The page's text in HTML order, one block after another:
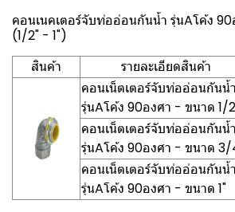
คอนเนคเตอร์จับท่ออ่อนกันน้ำ รุ่นAโค้ง
(1/2" - 1")
สินค้า
รายละเอียดสินค้า
คอนเน็ตเตอร์จับท่ออ่อนกันน้ำ
รุ่นAโค้ง 90องศา - ขนาด 1/
คอนเน็ตเตอร์จับท่ออ่อนกันน้ำ
รุ่นAโค้ง 90องศา - ขนาด
คอนเน็ตเตอร์จับท่ออ่อนกันน้ำ
รุ่นAโค้ง 90องศา - ขนาด 1"